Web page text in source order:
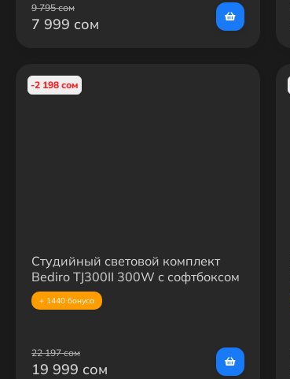
9 795 сом
7 999 сом
-2 198 сом
Студийный световой комплект
Bediro TJ300II 300W с софтбоксом
60×90 и усиленной стойкой 2.8 м
+ 1440 бонуса
22 197 сом
19 999 сом